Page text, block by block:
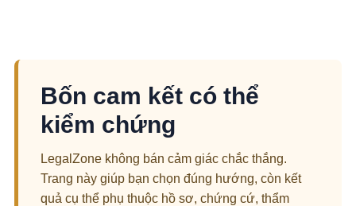
Bốn cam kết có thể
kiểm chứng
LegalZone không bán cảm giác chắc thắng.
Trang này giúp bạn chọn đúng hướng, còn kết
quả cụ thể phụ thuộc hồ sơ, chứng cứ, thẩm